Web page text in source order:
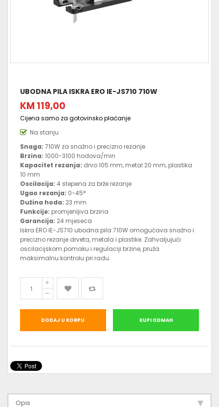
UBODNA PILA ISKRA ERO IE-JS710 710W
KM 119,00
Cijena samo za gotovinsko plaćanje
Na stanju
Snaga: 710W za snažno i precizno rezanje
Brzina: 1000-3100 hodova/min
Kapacitet rezanja: drvo 105 mm, metal 20 mm, plastika
10 mm
Oscilacija: 4 stepena za brže rezanje
Ugao rezanja: 0-45°
Dužina hoda: 23 mm
Funkcije: promjenljiva brzina
Garancija: 24 mjeseca
Iskra ERO IE-JS710 ubodna pila 710W omogućava snažno i
precizno rezanje drveta, metala i plastike. Zahvaljujući
oscilacijskom pomaku i regulaciji brzine, pruža
maksimalnu kontrolu pri radu.
DODAJ U KORPU KUPI ODMAH
Opis